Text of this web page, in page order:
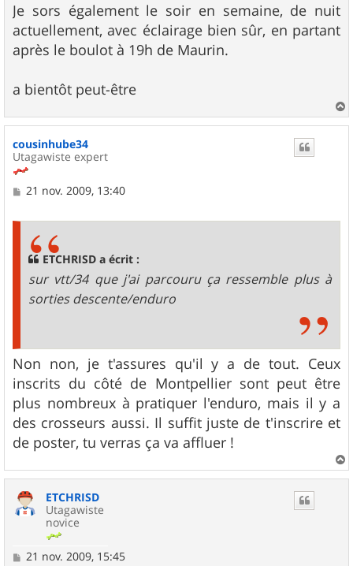
Je sors également le soir en semaine, de nuit
actuellement, avec éclairage bien sûr, en partant
après le boulot à 19h de Maurin.
a bientôt peut-être
a
cousinhube34
Utagawiste expert
M
21 nov. 2009, 13:40
ETCHRISD a écrit :
sur vtt/34 que j'ai parcouru ça ressemble plus à
sorties descente/enduro
Non non, je t'assures qu'il y a de tout. Ceux
inscrits du côté de Montpellier sont peut être
plus nombreux à pratiquer l'enduro, mais il y a
des crosseurs aussi. Il suffit juste de t'inscrire et
de poster, tu verras ça va affluer !
a
ETCHRISD
Utagawiste
novice
M
21 nov. 2009, 15:45